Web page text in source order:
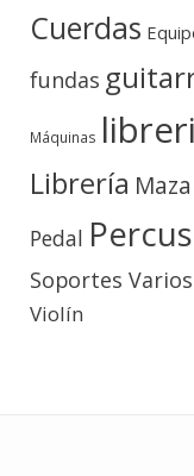
Cuerdas
fundas
Máquinas
Librería Maza
Pedal
Soportes Varios
Violín